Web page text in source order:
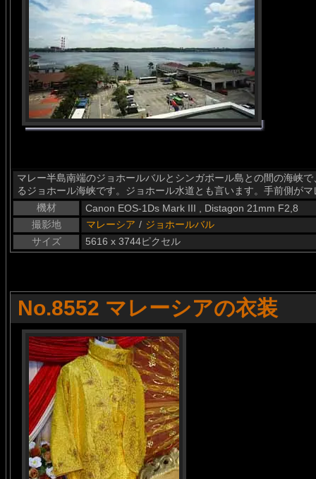
マレー半島南端のジョホールバルとシンガポール島との間の海峡
るジョホール海峡です。ジョホール水道とも言います。手前側が
機材
Canon EOS-1Ds Mark III , Distagon 21mm F2,8
撮影地
マレーシア / ジョホールバル
サイズ
5616 x 3744ピクセル
No.8552 マレーシアの衣装